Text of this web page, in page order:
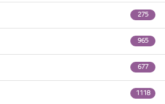
275
965
677
1118